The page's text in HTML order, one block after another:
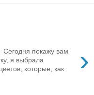
›
Сегодня покажу вам
я выбрала
которые, как